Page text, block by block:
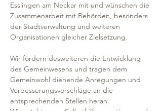
Esslingen am Neckar mit und wünschen die
Zusammenarbeit mit Behörden, besonders
der Stadtverwaltung und weiteren
Organisationen gleicher Zielsetzung.
Wir fördern desweiteren die Entwicklung
des Gemeinwesens und tragen dem
Gemeinwohl dienende Anregungen und
Verbesserungsvorschläge an die
entsprechenden Stellen heran.